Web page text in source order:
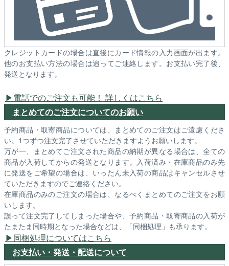
クレジットカードの場合は直後にカード情報の入力画面が出ます。
他のお支払い方法の場合は追ってご連絡します。お支払い完了後、
発送となります。
電話でのご注文も可能！ 詳しくはこちら
まとめてのご注文についてのお願い
予約商品・取寄商品については、まとめてのご注文はご遠慮くださ
い。1つずつ注文完了させていただきますようお願いします。
万が一、まとめてご注文された商品の納期が異なる場合は、全ての
商品が入荷してからの発送となります。入荷済み・在庫商品のみ先
に発送をご希望の場合は、いったん未入荷の商品はキャンセルさせ
ていただきますのでご連絡ください。
在庫商品のみのご注文の場合は、なるべくまとめてのご注文をお願
いします。
誤って注文完了してしまった場合や、予約商品・取寄商品の入荷が
たまたま同時期となった場合などは、「同梱処理」も承ります。
同梱処理についてはこちら
お支払い・発送・配送について